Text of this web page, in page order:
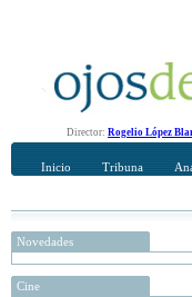
Director: Rogelio López
Inicio Tribuna
Novedades
Cine